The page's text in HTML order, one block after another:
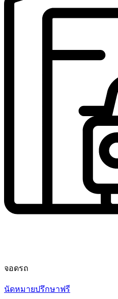
จอดรถ
นัดหมายปรึกษาฟรี